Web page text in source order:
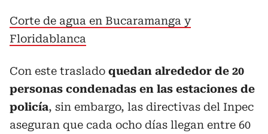
Corte de agua en Bucaramanga y
Floridablanca
Con este traslado quedan alrededor de 20
personas condenadas en las estaciones de
policía, sin embargo, las directivas del Inpec
aseguran que cada ocho días llegan entre 60